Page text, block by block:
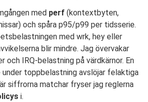
med perf (kontextbyten,
och spåra p95/p99 per tidsserie.
med wrk, hey eller
blir mindre. Jag övervakar
och IRQ-belastning på värdkärnor. En
toppbelastning avslöjar felaktiga
siffrorna matchar fryser jag reglerna
i.